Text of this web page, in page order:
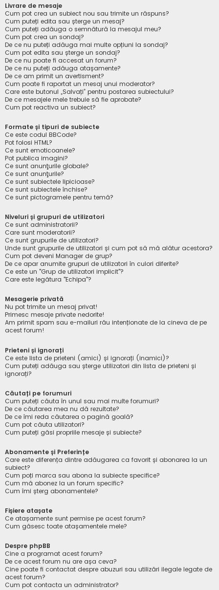
Livrare de mesaje
Cum pot crea un subiect nou sau trimite un răspuns?
Cum puteți edita sau șterge un mesaj?
Cum puteți adăuga o semnătură la mesajul meu?
Cum pot crea un sondaj?
De ce nu puteți adăuga mai multe opțiuni la sondaj?
Cum pot edita sau șterge un sondaj?
De ce nu poate fi accesat un forum?
De ce nu puteți adăuga atașamente?
De ce am primit un avertisment?
Cum poate fi raportat un mesaj unui moderator?
Care este butonul „Salvați” pentru postarea subiectului?
De ce mesajele mele trebuie să fie aprobate?
Cum pot reactiva un subiect?
Formate și tipuri de subiecte
Ce este codul BBCode?
Pot folosi HTML?
Ce sunt emoticoanele?
Pot publica imagini?
Ce sunt anunţurile globale?
Ce sunt anunţurile?
Ce sunt subiectele lipicioase?
Ce sunt subiectele închise?
Ce sunt pictogramele pentru temă?
Niveluri și grupuri de utilizatori
Ce sunt administratorii?
Care sunt moderatorii?
Ce sunt grupurile de utilizatori?
Unde sunt grupurile de utilizatori și cum pot să mă alătur acestora?
Cum pot deveni Manager de grup?
De ce apar anumite grupuri de utilizatori în culori diferite?
Ce este un "Grup de utilizatori implicit"?
Care este legătura "Echipa"?
Mesagerie privată
Nu pot trimite un mesaj privat!
Primesc mesaje private nedorite!
Am primit spam sau e-mailuri rău intenționate de la cineva de pe
acest forum!
Prieteni și ignorați
Ce este lista de prieteni (amici) și ignorați (inamici)?
Cum puteți adăuga sau șterge utilizatori din lista de prieteni și
ignorați?
Căutați pe forumuri
Cum puteți căuta în unul sau mai multe forumuri?
De ce căutarea mea nu dă rezultate?
De ce îmi reda căutarea o pagină goală?
Cum pot căuta utilizatori?
Cum puteți găsi propriile mesaje și subiecte?
Abonamente și Preferințe
Care este diferența dintre adăugarea ca favorit și abonarea la un
subiect?
Cum poți marca sau abona la subiecte specifice?
Cum mă abonez la un forum specific?
Cum îmi șterg abonamentele?
Fișiere atașate
Ce atașamente sunt permise pe acest forum?
Cum găsesc toate atașamentele mele?
Despre phpBB
Cine a programat acest forum?
De ce acest forum nu are așa ceva?
Cine poate fi contactat despre abuzuri sau utilizări ilegale legate de
acest forum?
Cum pot contacta un administrator?